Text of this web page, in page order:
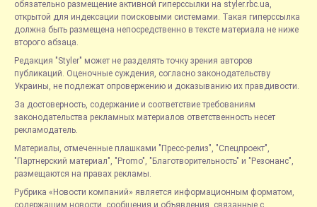
обязательно размещение активной гиперссылки на styler.rbc.ua,
открытой для индексации поисковыми системами. Такая гиперссылка
должна быть размещена непосредственно в тексте материала не ниже
второго абзаца.
Редакция "Styler" может не разделять точку зрения авторов
публикаций. Оценочные суждения, согласно законодательству
Украины, не подлежат опровержению и доказыванию их правдивости.
За достоверность, содержание и соответствие требованиям
законодательства рекламных материалов ответственность несет
рекламодатель.
Материалы, отмеченные плашками "Пресс-релиз", "Спецпроект",
"Партнерский материал", "Promo", "Благотворительность" и "Резонанс",
размещаются на правах рекламы.
Рубрика «Новости компаний» является информационным форматом,
содержащим новости, сообщения и объявления, связанные с